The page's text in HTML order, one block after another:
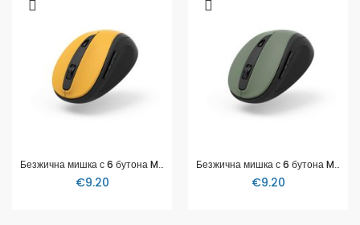
Безжична мишка с 6 бутона MW-400 V2, HAMA-173029
€9.20
Безжична мишка с 6 бутона MW-400 V2, HAMA-173030
€9.20